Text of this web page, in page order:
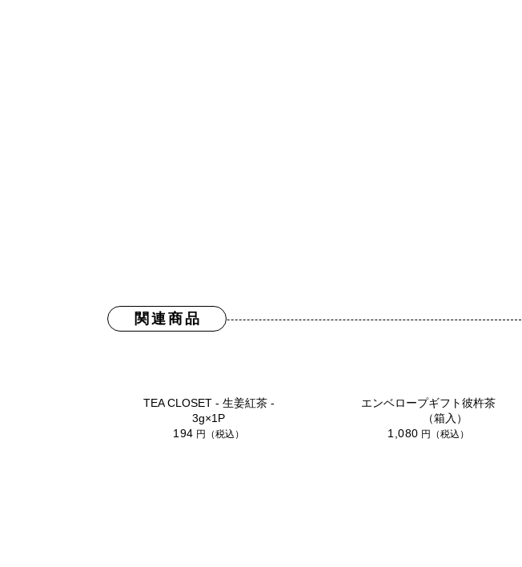
関連商品
TEA CLOSET - 生姜紅茶 -
3g×1P
194 円（税込）
エンベロープギフト彼杵茶
（箱入）
1,080 円（税込）